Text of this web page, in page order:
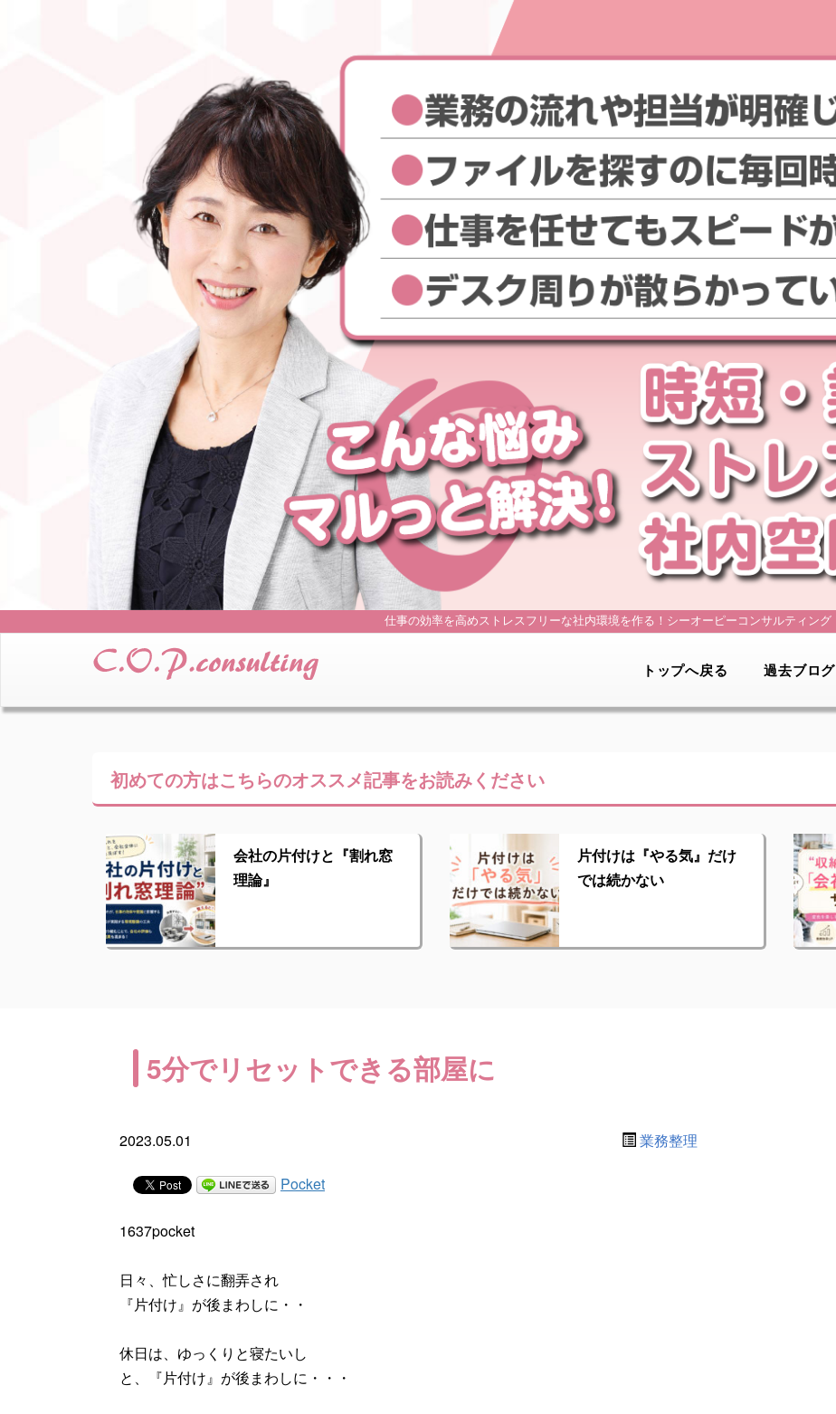
仕事の効率を高めストレスフリーな社内環境を作る！ シーオーピーコンサルティング
トップへ戻る 過去ブログ
初めての方はこちらのオススメ記事をお読みください
会社の片付けと『割れ窓
理論』
片付けは『やる気』だけ
では続かない
5分でリセットできる部屋に
2023.05.01 業務整理
Pocket
1637pocket
日々、忙しさに翻弄され
『片付け』が後まわしに・・
休日は、ゆっくりと寝たいし
と、『片付け』が後まわしに・・・